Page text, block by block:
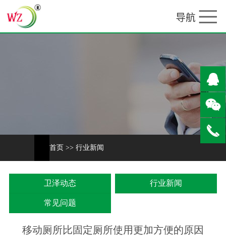
首页 >> 行业新闻
卫泽动态 行业新闻
常见问题
移动厕所比固定厕所使用更加方便的原因